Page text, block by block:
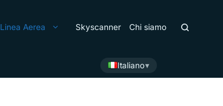
Linea Aerea Skyscanner Chi siamo
Italiano